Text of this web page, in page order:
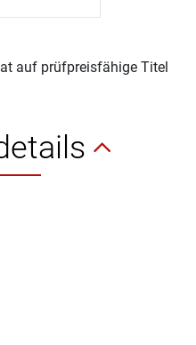
auf prüfpreisfähige Titel